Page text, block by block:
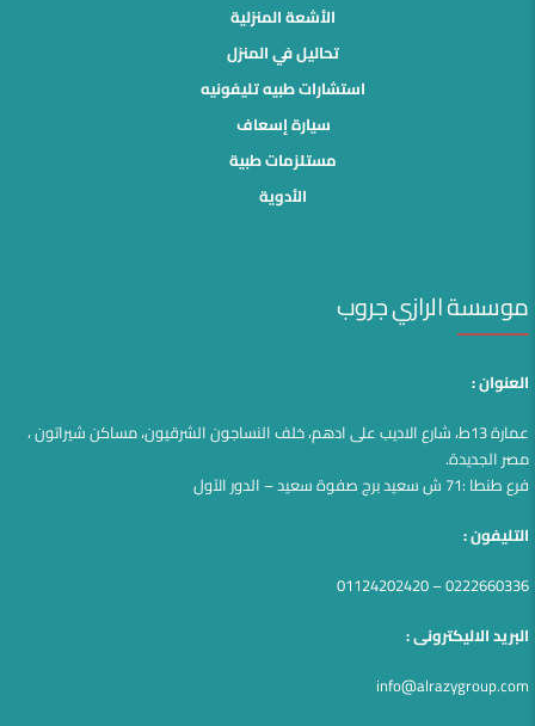
الأشعة المنزلية
تحاليل في المنزل
استشارات طبيه تليفونيه
سيارة إسعاف
مستلزمات طبية
الأدوية
موسسة الرازي جروب
العنوان :
عمارة 13ط، شارع الاديب على ادهم، خلف النساجون الشرقيون، مساكن شيراتون ،
مصر الجديدة.
فرع طنطا :71 ش سعيد برج صفوة سعيد – الدور الآول
التليفون :
0222660336 – 01124202420
البريد الاليكترونى :
info@alrazygroup.com